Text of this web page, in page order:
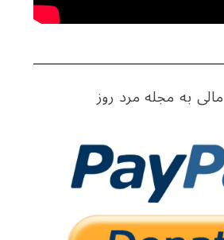
به مجله مرد روز